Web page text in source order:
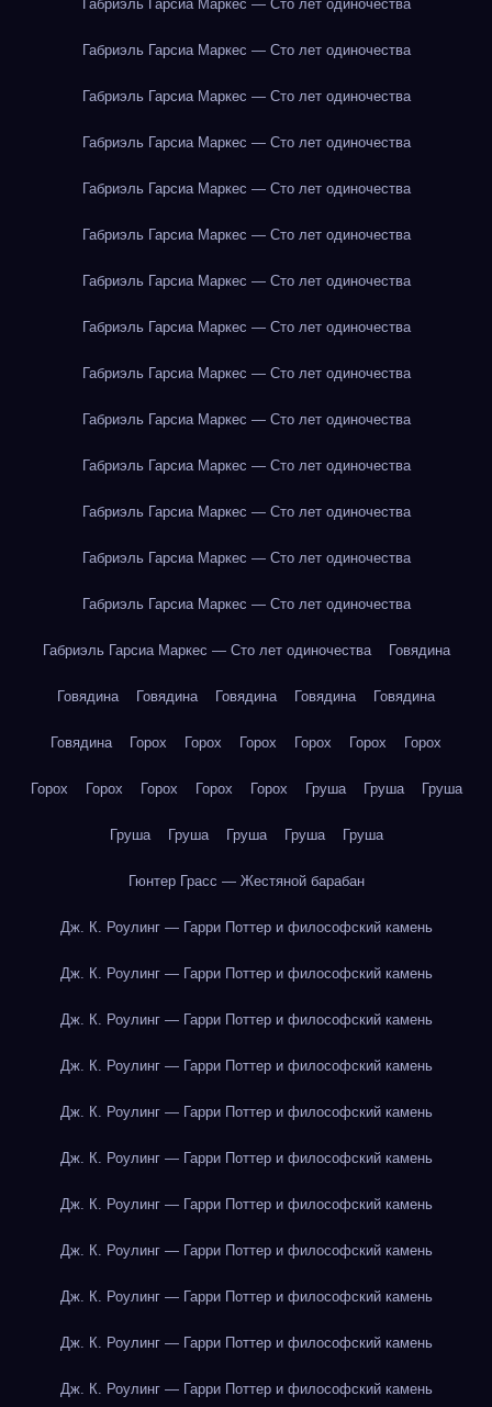
Габриэль Гарсиа Маркес — Сто лет одиночества
Габриэль Гарсиа Маркес — Сто лет одиночества
Габриэль Гарсиа Маркес — Сто лет одиночества
Габриэль Гарсиа Маркес — Сто лет одиночества
Габриэль Гарсиа Маркес — Сто лет одиночества
Габриэль Гарсиа Маркес — Сто лет одиночества
Габриэль Гарсиа Маркес — Сто лет одиночества
Габриэль Гарсиа Маркес — Сто лет одиночества
Габриэль Гарсиа Маркес — Сто лет одиночества
Габриэль Гарсиа Маркес — Сто лет одиночества
Габриэль Гарсиа Маркес — Сто лет одиночества
Габриэль Гарсиа Маркес — Сто лет одиночества
Габриэль Гарсиа Маркес — Сто лет одиночества
Габриэль Гарсиа Маркес — Сто лет одиночества
Габриэль Гарсиа Маркес — Сто лет одиночества Говядина
Говядина Говядина Говядина Говядина Говядина
Говядина Горох Горох Горох Горох Горох Горох
Горох Горох Горох Горох Горох Груша Груша Груша
Груша Груша Груша Груша Груша
Гюнтер Грасс — Жестяной барабан
Дж. К. Роулинг — Гарри Поттер и философский камень
Дж. К. Роулинг — Гарри Поттер и философский камень
Дж. К. Роулинг — Гарри Поттер и философский камень
Дж. К. Роулинг — Гарри Поттер и философский камень
Дж. К. Роулинг — Гарри Поттер и философский камень
Дж. К. Роулинг — Гарри Поттер и философский камень
Дж. К. Роулинг — Гарри Поттер и философский камень
Дж. К. Роулинг — Гарри Поттер и философский камень
Дж. К. Роулинг — Гарри Поттер и философский камень
Дж. К. Роулинг — Гарри Поттер и философский камень
Дж. К. Роулинг — Гарри Поттер и философский камень